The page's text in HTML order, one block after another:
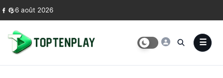
Skip to content
6 août 2026